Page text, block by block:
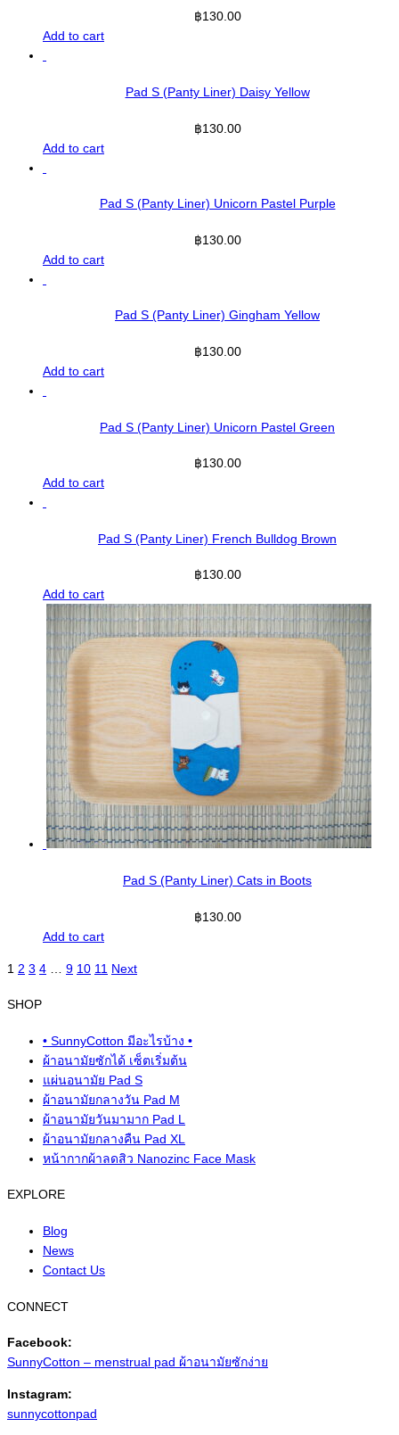
฿130.00
Add to cart
Pad S (Panty Liner) Daisy Yellow
฿130.00
Add to cart
Pad S (Panty Liner) Unicorn Pastel Purple
฿130.00
Add to cart
Pad S (Panty Liner) Gingham Yellow
฿130.00
Add to cart
Pad S (Panty Liner) Unicorn Pastel Green
฿130.00
Add to cart
Pad S (Panty Liner) French Bulldog Brown
฿130.00
Add to cart
Pad S (Panty Liner) Cats in Boots
฿130.00
Add to cart
1 2 3 4 9 10 11 Next
SHOP
• SunnyCotton มีอะไรบ้าง •
ผ้าอนามัยซักได้ เซ็ตเริ่มต้น
แผ่นอนามัย Pad S
ผ้าอนามัยกลางวัน Pad M
ผ้าอนามัยวันมามาก Pad L
ผ้าอนามัยกลางคืน Pad XL
หน้ากากผ้าลดสิว Nanozinc Face Mask
EXPLORE
Blog
News
Contact Us
CONNECT
Facebook:
SunnyCotton – menstrual pad ผ้าอนามัยซักง่าย
Instagram:
sunnycottonpad